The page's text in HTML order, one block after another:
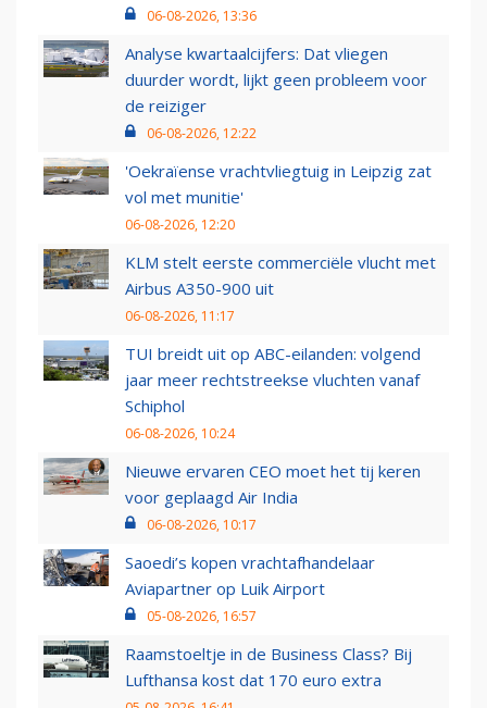
06-08-2026, 13:36
Analyse kwartaalcijfers: Dat vliegen
duurder wordt, lijkt geen probleem voor
de reiziger
06-08-2026, 12:22
'Oekraïense vrachtvliegtuig in Leipzig zat
vol met munitie'
06-08-2026, 12:20
KLM stelt eerste commerciële vlucht met
Airbus A350-900 uit
06-08-2026, 11:17
TUI breidt uit op ABC-eilanden: volgend
jaar meer rechtstreekse vluchten vanaf
Schiphol
06-08-2026, 10:24
Nieuwe ervaren CEO moet het tij keren
voor geplaagd Air India
06-08-2026, 10:17
Saoedi’s kopen vrachtafhandelaar
Aviapartner op Luik Airport
05-08-2026, 16:57
Raamstoeltje in de Business Class? Bij
Lufthansa kost dat 170 euro extra